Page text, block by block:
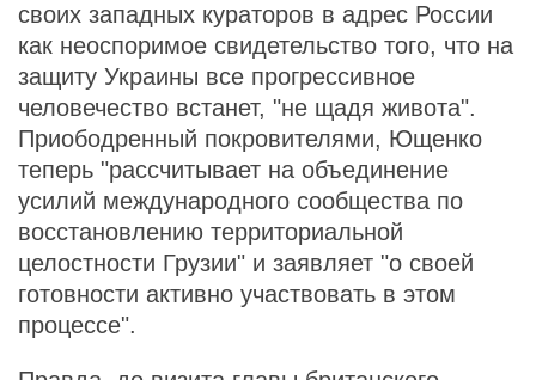
своих западных кураторов в адрес России
как неоспоримое свидетельство того, что на
защиту Украины все прогрессивное
человечество встанет, "не щадя живота".
Приободренный покровителями, Ющенко
теперь "рассчитывает на объединение
усилий международного сообщества по
восстановлению территориальной
целостности Грузии" и заявляет "о своей
готовности активно участвовать в этом
процессе".